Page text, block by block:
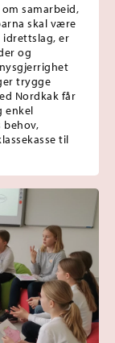
samarbeid,
skal være
idrettslag, er
og
trygge
Nordkak får
enkel
behov,
til